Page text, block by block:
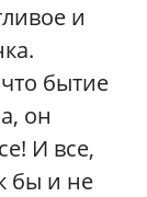
и
бытие
он
И все,
бы и не